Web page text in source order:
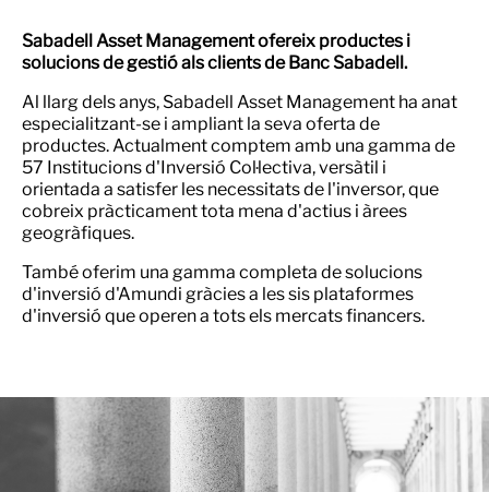
Sabadell Asset Management ofereix productes i
solucions de gestió als clients de Banc Sabadell.
Al llarg dels anys, Sabadell Asset Management ha anat
especialitzant-se i ampliant la seva oferta de
productes. Actualment comptem amb una gamma de
57 Institucions d'Inversió Col·lectiva, versàtil i
orientada a satisfer les necessitats de l'inversor, que
cobreix pràcticament tota mena d'actius i àrees
geogràfiques.
També oferim una gamma completa de solucions
d'inversió d'Amundi gràcies a les sis plataformes
d'inversió que operen a tots els mercats financers.